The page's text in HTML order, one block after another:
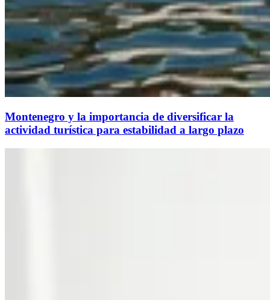
Montenegro y la importancia de diversificar la
actividad turística para estabilidad a largo plazo